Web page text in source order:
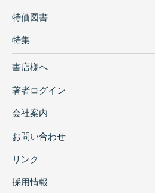
特価図書
特集
書店様へ
著者ログイン
会社案内
お問い合わせ
リンク
採用情報